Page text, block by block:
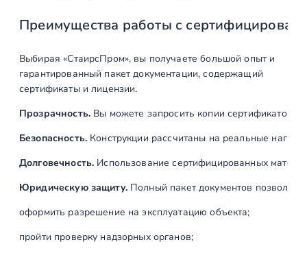
)
Преимущества работы с
Выбирая «СтаирсПром», вы получаете большой опыт и
гарантированный пакет документации, содержащий
сертификаты и лицензии.
Прозрачность.Вы можете запросить копии сертификатов
Безопасность.Конструкции рассчитаны на реальные
Долговечность. Использование сертифицированных
Юридическую защиту.Полный пакет документов позволяет:
оформить разрешение на эксплуатацию объекта;
пройти проверку надзорных органов;